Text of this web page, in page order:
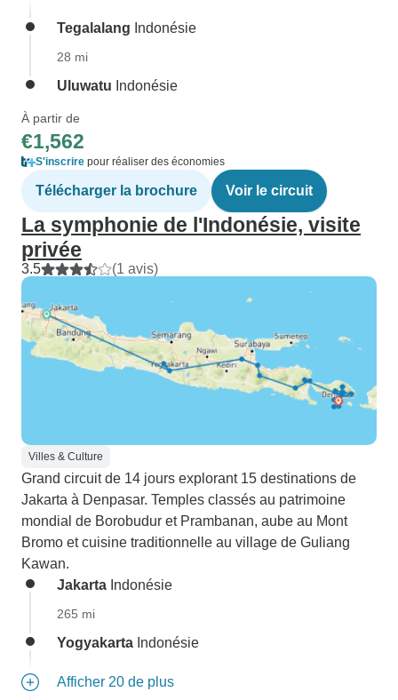
Tegalalang Indonésie
28 mi
Uluwatu Indonésie
À partir de
€1,562
S'inscrire pour réaliser des économies
Télécharger la brochure Voir le circuit
La symphonie de l'Indonésie, visite
privée
3.5 (1 avis)
Villes & Culture
Grand circuit de 14 jours explorant 15 destinations de
Jakarta à Denpasar. Temples classés au patrimoine
mondial de Borobudur et Prambanan, aube au Mont
Bromo et cuisine traditionnelle au village de Guliang
Kawan.
Jakarta Indonésie
265 mi
Yogyakarta Indonésie
Afficher 20 de plus